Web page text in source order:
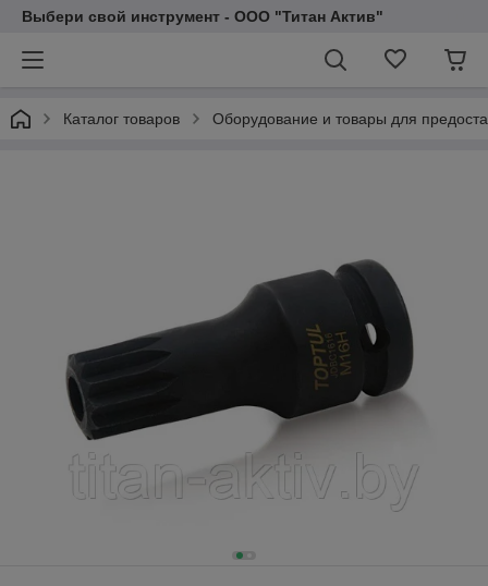
Выбери свой инструмент - ООО "Титан Актив"
Каталог товаров Оборудование и товары для